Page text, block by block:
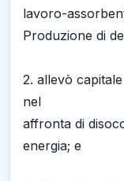
lavoro-
Produzione di
2. allevò
nel
affronta di
energia; e